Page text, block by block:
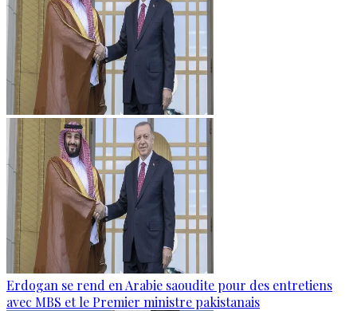
Erdogan se rend en Arabie saoudite pour des entretiens
avec MBS et le Premier ministre pakistanais